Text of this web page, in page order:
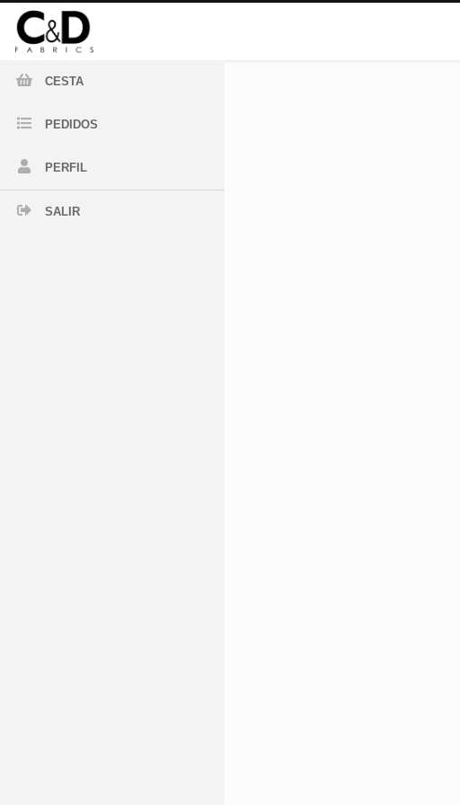
CESTA
PEDIDOS
PERFIL
SALIR